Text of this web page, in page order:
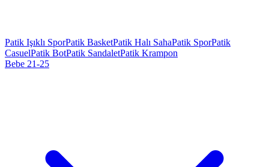
Patik Işıklı SporPatik BasketPatik Halı SahaPatik SporPatik
CasuelPatik BotPatik SandaletPatik Krampon
Bebe 21-25